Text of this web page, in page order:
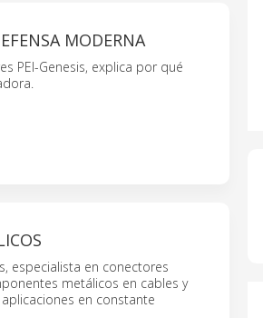
MODERNA
PEI-Genesis, explica por qué
especialista en conectores
metálicos en cables y
en constante